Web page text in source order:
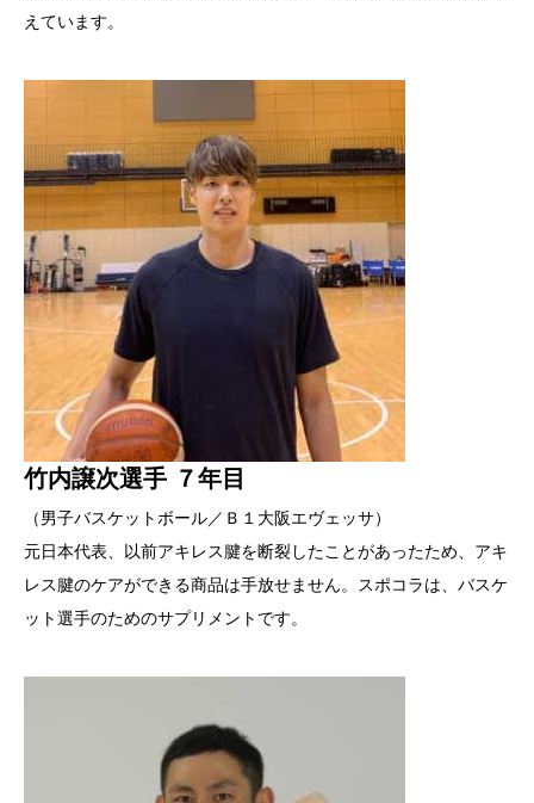
えています。
竹内譲次選手 ７年目
（男子バスケットボール／Ｂ１大阪エヴェッサ）
元日本代表、以前アキレス腱を断裂したことがあったため、アキ
レス腱のケアができる商品は手放せません。スポコラは、バスケ
ット選手のためのサプリメントです。